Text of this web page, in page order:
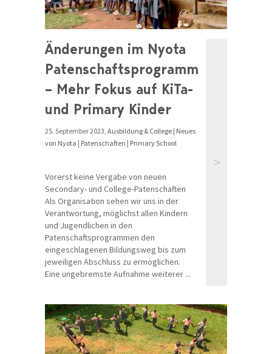
Änderungen im Nyota
Patenschaftsprogramm
– Mehr Fokus auf KiTa-
und Primary Kinder
25. September 2023, Ausbildung & College | Neues
von Nyota | Patenschaften | Primary School
Vorerst keine Vergabe von neuen
Secondary- und College-Patenschaften
Als Organisation sehen wir uns in der
Verantwortung, möglichst allen Kindern
und Jugendlichen in den
Patenschaftsprogrammen den
eingeschlagenen Bildungsweg bis zum
jeweiligen Abschluss zu ermöglichen.
Eine ungebremste Aufnahme weiterer ...
>